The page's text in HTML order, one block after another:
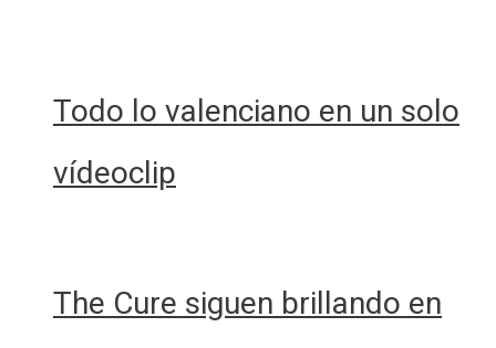
Todo lo valenciano en un solo
vídeoclip
The Cure siguen brillando en